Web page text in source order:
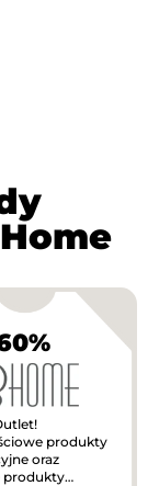
produkty
oraz
produkty